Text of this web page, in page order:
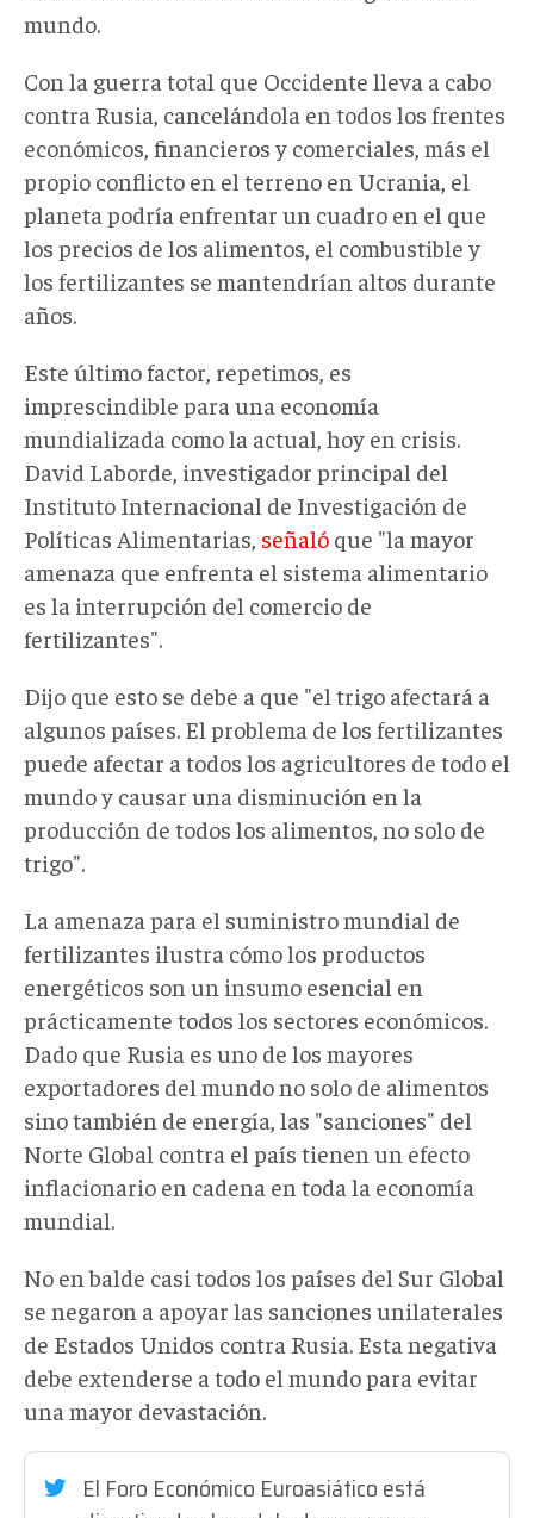
mundo.
Con la guerra total que Occidente lleva a cabo
contra Rusia, cancelándola en todos los frentes
económicos, financieros y comerciales, más el
propio conflicto en el terreno en Ucrania, el
planeta podría enfrentar un cuadro en el que
los precios de los alimentos, el combustible y
los fertilizantes se mantendrían altos durante
años.
Este último factor, repetimos, es
imprescindible para una economía
mundializada como la actual, hoy en crisis.
David Laborde, investigador principal del
Instituto Internacional de Investigación de
Políticas Alimentarias, señaló que "la mayor
amenaza que enfrenta el sistema alimentario
es la interrupción del comercio de
fertilizantes".
Dijo que esto se debe a que "el trigo afectará a
algunos países. El problema de los fertilizantes
puede afectar a todos los agricultores de todo el
mundo y causar una disminución en la
producción de todos los alimentos, no solo de
trigo".
La amenaza para el suministro mundial de
fertilizantes ilustra cómo los productos
energéticos son un insumo esencial en
prácticamente todos los sectores económicos.
Dado que Rusia es uno de los mayores
exportadores del mundo no solo de alimentos
sino también de energía, las "sanciones" del
Norte Global contra el país tienen un efecto
inflacionario en cadena en toda la economía
mundial.
No en balde casi todos los países del Sur Global
se negaron a apoyar las sanciones unilaterales
de Estados Unidos contra Rusia. Esta negativa
debe extenderse a todo el mundo para evitar
una mayor devastación.
El Foro Económico Euroasiático está